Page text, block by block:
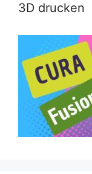
3D drucken